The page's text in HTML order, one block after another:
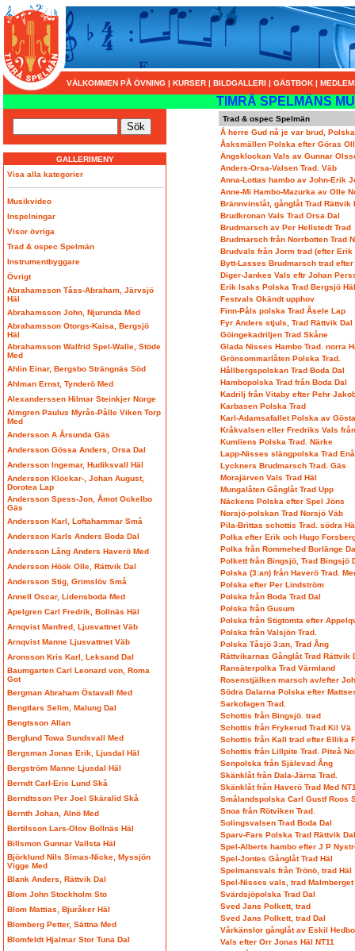
VÄLKOMMEN PÅ ÖVNING | KURSER | BILDGALLERI | GÄSTBOK |
TIMRÅ SPELMÄNS
GALLERIMENY
Visa alla kategorier
Musikvideo
Inspelningar
Visor övriga
Trad & ospec Spelmän
Instrumentbyggare
Övrigt
Abrahamsson Tåss-Abraham, Järvsjö
Häl
Abrahamsson John, Njurunda Med
Abrahamsson Otorgs-Kaisa, Bergsjö
Häl
Abrahamsson Walfrid Spel-Walle, Stöde
Med
Ahlin Einar, Bergsbo Strängnäs Söd
Ahlman Ernst, Tynderö Med
Alexanderssen Hilmar Steinkjer Norge
Almgren Paulus Myrås-Pålle Viken Torp
Med
Andersson A Årsunda Gäs
Andersson Gössa Anders, Orsa Dal
Andersson Ingemar, Hudiksvall Häl
Andersson Klockar-, Johan August,
Dorotea Lap
Andersson Spess-Jon, Åmot Ockelbo
Gäs
Andersson Karl, Loftahammar Små
Andersson Karls Anders Boda Dal
Andersson Lång Anders Haverö Med
Andersson Höök Olle, Rättvik Dal
Andersson Stig, Grimslöv Små
Annell Oscar, Lidensboda Med
Apelgren Carl Fredrik, Bollnäs Häl
Arnqvist Manfred, Ljusvattnet Väb
Arnqvist Manne Ljusvattnet Väb
Aronsson Kris Karl, Leksand Dal
Baumgarten Carl Leonard von, Roma
Got
Bergman Abraham Östavall Med
Bengtlars Selim, Malung Dal
Bengtsson Allan
Berglund Towa Sundsvall Med
Bergsman Jonas Erik, Ljusdal Häl
Bergström Manne Ljusdal Häl
Berndt Carl-Eric Lund Skå
Berndtsson Per Joel Skäralid Skå
Bernth Johan, Alnö Med
Bertilsson Lars-Olov Bollnäs Häl
Billsmon Gunnar Vallsta Häl
Björklund Nils Simas-Nicke, Myssjön
Vigge Med
Blank Anders, Rättvik Dal
Blom John Stockholm Sto
Blom Mattias, Bjuråker Häl
Blomberg Petter, Sättna Med
Blomfeldt Hjalmar Stor Tuna Dal
Trad & ospec Spelmän
Å herre Gud nå je var brud,
Åsksmällen Polska efter Göras
Ängsklockan Vals av Gunnar
Anders-Orsa-Valsen Trad. Väb
Anna-Lottas hambo av John-Erik
Anne-Mi Hambo-Mazurka av Olle
Brännvinslåt, gånglåt Trad Rättvik
Brudkronan Vals Trad Orsa Dal
Brudmarsch av Per Hellstedt Trad
Brudmarsch från Norrbotten Trad
Brudvals från Jorm trad (efter
Bytt-Lasses Brudmarsch trad
Diger-Jankes Vals eftr Johan
Erik Isaks Polska Trad Bergsjö Häl
Festvals Okändt upphov
Finn-Påls polska Trad Åsele Lap
Fyr Anders stjuls, Trad Rättvik Dal
Göingekadriljen Trad Skåne
Glada Nisses Hambo Trad. norra
Grönsommarlåten Polska Trad.
Hållbergspolskan Trad Boda Dal
Hambopolska Trad från Boda Dal
Kadrilj från Vitaby efter Pehr
Karbasen Polska Trad
Karl-Adamsafallet Polska av
Kråkvalsen eller Fredriks Vals
Kumliens Polska Trad. Närke
Lapp-Nisses slängpolska Trad
Lyckners Brudmarsch Trad. Gäs
Morajärven Vals Trad Häl
Mungalåten Gånglåt Trad Upp
Näckens Polska efter Spel Jöns
Norsjö-polskan Trad Norsjö Väb
Pila-Brittas schottis Trad. södra
Polka efter Erik och Hugo
Polka från Rommehed Borlänge
Polkett från Bingsjö, Trad Bingsjö
Polska (3:an) från Haverö Trad.
Polska efter Per Lindström
Polska från Boda Trad Dal
Polska från Gusum
Polska från Stigtomta efter
Polska från Valsjön Trad.
Polska Tåsjö 3:an, Trad Ång
Rättvikarnas Gånglåt Trad Rättvik
Ransäterpolka Trad Värmland
Rosenstjälken marsch av/efter
Södra Dalarna Polska efter
Sarkofagen Trad.
Schottis från Bingsjö. trad
Schottis från Frykerud Trad Kil Vä
Schottis från Kall trad efter Ellika
Schottis från Lillpite Trad. Piteå
Senpolska från Själevad Ång
Skänklåt från Dala-Järna Trad.
Skänklåt från Haverö Trad Med
Smålandspolska Carl Gustf Roos
Snoa från Rötviken Trad.
Solingsvalsen Trad Boda Dal
Sparv-Fars Polska Trad Rättvik Dal
Spel-Alberts hambo efter J P
Spel-Jontes Gånglåt Trad Häl
Spelmansvals från Trönö, trad Häl
Spel-Nisses vals, trad Malmberget
Svärdsjöpolska Trad Dal
Sved Jans Polkett, trad
Sved Jans Polkett, trad Dal
Vårkänslor gånglåt av Eskil
Vals efter Orr Jonas Häl NT11